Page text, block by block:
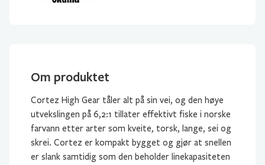
Om produktet
Cortez High Gear tåler alt på sin vei, og den høye
utvekslingen på 6,2:1 tillater effektivt fiske i norske
farvann etter arter som kveite, torsk, lange, sei og
skrei. Cortez er kompakt bygget og gjør at snellen
er slank samtidig som den beholder linekapasiteten